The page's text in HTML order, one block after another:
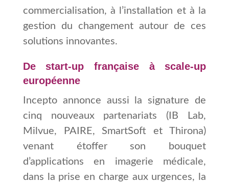
commercialisation, à l’installation et à la
gestion du changement autour de ces
solutions innovantes.
De start-up française à scale-up
européenne
Incepto annonce aussi la signature de
cinq nouveaux partenariats (IB Lab,
Milvue, PAIRE, SmartSoft et Thirona)
venant étoffer son bouquet
d’applications en imagerie médicale,
dans la prise en charge aux urgences, la